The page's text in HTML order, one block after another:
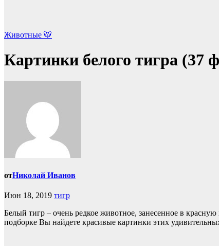
Животные 🐯
Картинки белого тигра (37
отНиколай Иванов
Июн 18, 2019 тигр
Белый тигр – очень редкое животное, занесенное в
подборке Вы найдете красивые картинки этих